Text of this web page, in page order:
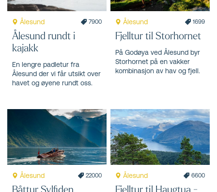
Ålesund 7900
Ålesund rundt i
kajakk
En lengre padletur fra
Ålesund der vi får utsikt over
havet og øyene rundt oss.
Ålesund 1699
Fjelltur til Storhornet
På Godøya ved Ålesund byr
Storhornet på en vakker
kombinasjon av hav og fjell.
Ålesund 22000
Båttur Sylfiden
Ålesund 6600
Fjelltur til Haugtua -